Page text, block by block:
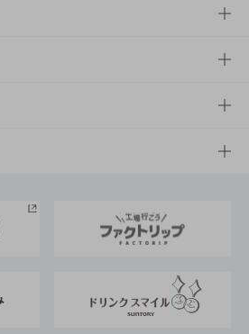
ズ大阪
サステナビリティ経営